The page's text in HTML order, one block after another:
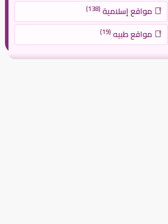
مواقع إسلامية (138)
مواقع طبيه (19)